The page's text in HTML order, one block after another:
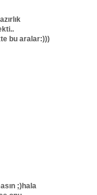
bu aralar:)))
;)hala